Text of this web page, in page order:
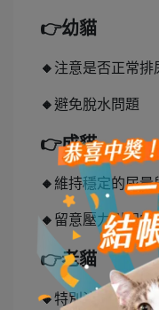
👉幼貓
🔸 注意是否正常排
🔸避免脫水問題
👉成貓
🔸維持穩定的尿量
🔸 留意壓力引起的
👉老貓
🔸特別注意尿量增